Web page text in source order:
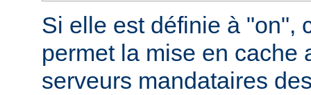
Si elle est définie à "on",
permet la mise en cache
serveurs mandataires